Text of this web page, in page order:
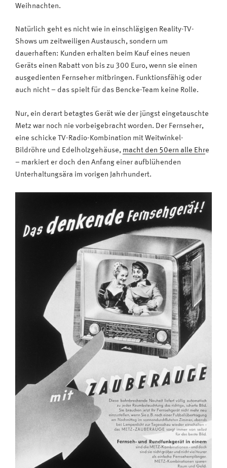
Weihnachten.
Natürlich geht es nicht wie in einschlägigen Reality-TV-
Shows um zeitweiligen Austausch, sondern um
dauerhaften: Kunden erhalten beim Kauf eines neuen
Geräts einen Rabatt von bis zu 300 Euro, wenn sie einen
ausgedienten Fernseher mitbringen. Funktionsfähig oder
auch nicht – das spielt für das Bencke-Team keine Rolle.
Nur, ein derart betagtes Gerät wie der jüngst eingetauschte
Metz war noch nie vorbeigebracht worden. Der Fernseher,
eine schicke TV-Radio-Kombination mit Weitwinkel-
Bildröhre und Edelholzgehäuse, macht den 50ern alle Ehre
– markiert er doch den Anfang einer aufblühenden
Unterhaltungsära im vorigen Jahrhundert.